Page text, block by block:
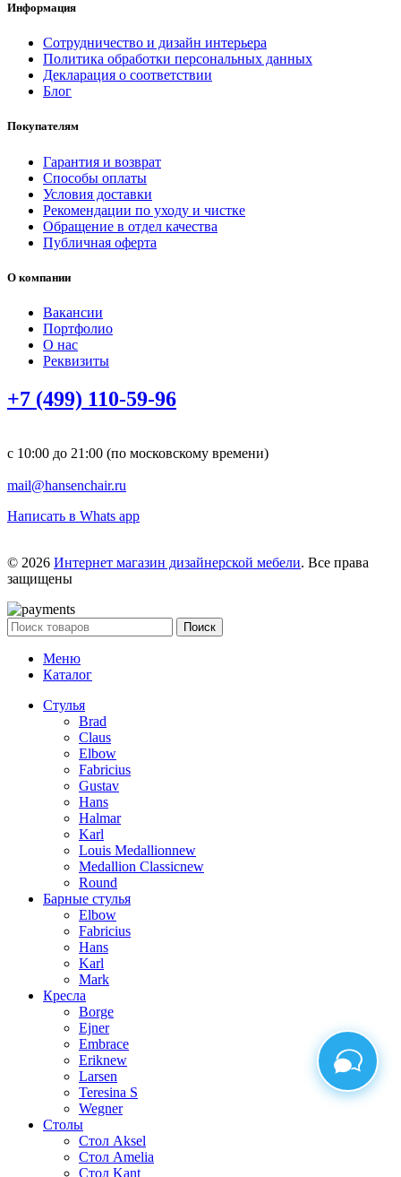
Информация
Сотрудничество и дизайн интерьера
Политика обработки персональных данных
Декларация о соответствии
Блог
Покупателям
Гарантия и возврат
Способы оплаты
Условия доставки
Рекомендации по уходу и чистке
Обращение в отдел качества
Публичная оферта
О компании
Вакансии
Портфолио
О нас
Реквизиты
+7 (499) 110-59-96
с 10:00 до 21:00 (по московскому времени)
mail@hansenchair.ru
Написать в Whats app
© 2026 Интернет магазин дизайнерской мебели. Все права
защищены
Поиск
Меню
Каталог
Стулья
Brad
Claus
Elbow
Fabricius
Gustav
Hans
Halmar
Karl
Louis Medallionnew
Medallion Classicnew
Round
Барные стулья
Elbow
Fabricius
Hans
Karl
Mark
Кресла
Borge
Ejner
Embrace
Eriknew
Larsen
Teresina S
Wegner
Столы
Стол Aksel
Стол Amelia
Стол Kant